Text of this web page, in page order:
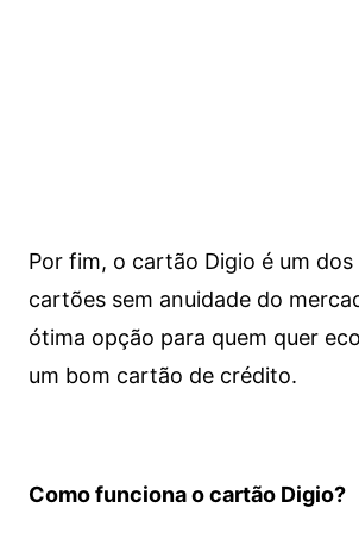
Por fim, o cartão Digio é um dos
cartões sem anuidade do
ótima opção para quem quer
um bom cartão de crédito.
Como funciona o cartão Digio?